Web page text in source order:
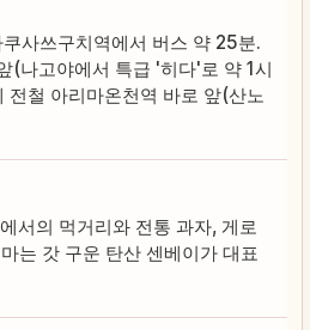
사쓰구치역에서 버스 약 25분.
(나고야에서 특급 '히다'로 약 1시
철 아리마온천역 바로 앞(산노
서의 먹거리와 전통 과자, 게로
는 갓 구운 탄산 센베이가 대표